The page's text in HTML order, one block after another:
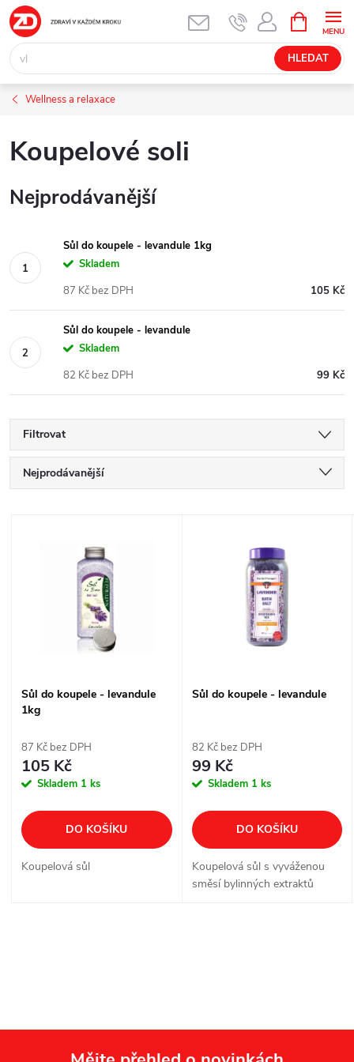
Přejít
na
obsah
HLEDAT
NÁKUPNÍ
KOŠÍK
Wellness a relaxace
Koupelové soli
Nejprodávanější
Sůl do koupele - levandule 1kg
Skladem
105 Kč
87 Kč bez DPH
Sůl do koupele - levandule
Skladem
99 Kč
82 Kč bez DPH
Filtrovat
Ř
p
o
d
u
Nejprodávanější
s
o
d
Sůl do koupele - levandule
1kg
87 Kč bez DPH
105 Kč
Skladem 1 ks
DO KOŠÍKU
Koupelová sůl
Sůl do koupele - levandule
82 Kč bez DPH
99 Kč
Skladem 1 ks
DO KOŠÍKU
Koupelová sůl s vyváženou
směsí bylinných extraktů